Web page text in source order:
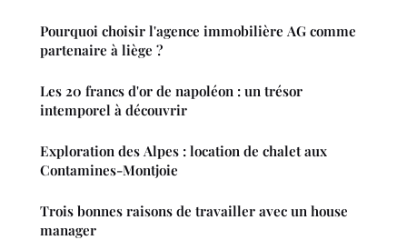
Pourquoi choisir l'agence immobilière AG comme
partenaire à liège ?
Les 20 francs d'or de napoléon : un trésor
intemporel à découvrir
Exploration des Alpes : location de chalet aux
Contamines-Montjoie
Trois bonnes raisons de travailler avec un house
manager